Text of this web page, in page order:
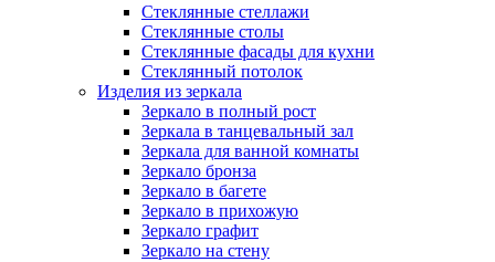
Стеклянные стеллажи
Стеклянные столы
Стеклянные фасады для кухни
Стеклянный потолок
Изделия из зеркала
Зеркало в полный рост
Зеркала в танцевальный зал
Зеркала для ванной комнаты
Зеркало бронза
Зеркало в багете
Зеркало в прихожую
Зеркало графит
Зеркало на стену